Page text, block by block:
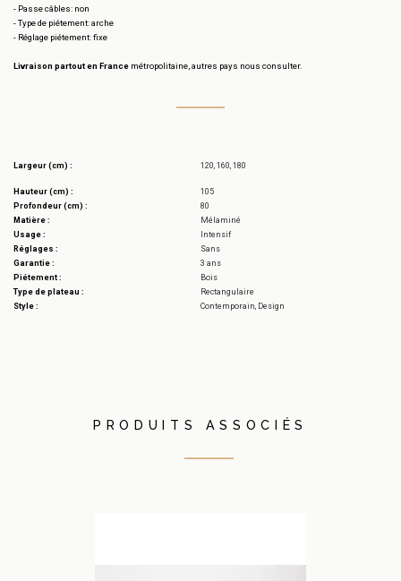
- Passe câbles: non
- Type de piétement: arche
- Réglage piétement: fixe
Livraison partout en France métropolitaine, autres pays nous consulter.
Largeur (cm) : 120, 160, 180
Hauteur (cm) :
105
Profondeur (cm) :
80
Matière :
Mélaminé
Usage :
Intensif
Réglages :
Sans
Garantie :
3 ans
Piétement :
Bois
Type de plateau :
Rectangulaire
Style :
Contemporain, Design
PRODUITS ASSOCIÉS